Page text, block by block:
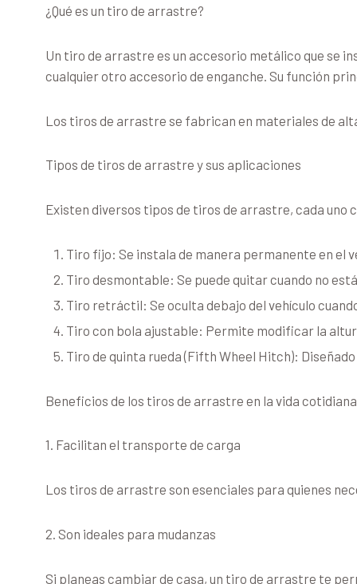
¿Qué es un tiro de arrastre?
Un tiro de arrastre es un accesorio metálico que se
cualquier otro accesorio de enganche. Su función
Los tiros de arrastre se fabrican en materiales de
Tipos de tiros de arrastre y sus aplicaciones
Existen diversos tipos de tiros de arrastre, cada uno
Tiro fijo: Se instala de manera permanente en el
Tiro desmontable: Se puede quitar cuando no
Tiro retráctil: Se oculta debajo del vehículo
Tiro con bola ajustable: Permite modificar la
Tiro de quinta rueda (Fifth Wheel Hitch):
Beneficios de los tiros de arrastre en la vida cotidiana
1. Facilitan el transporte de carga
Los tiros de arrastre son esenciales para quienes
2. Son ideales para mudanzas
Si planeas cambiar de casa, un tiro de arrastre te